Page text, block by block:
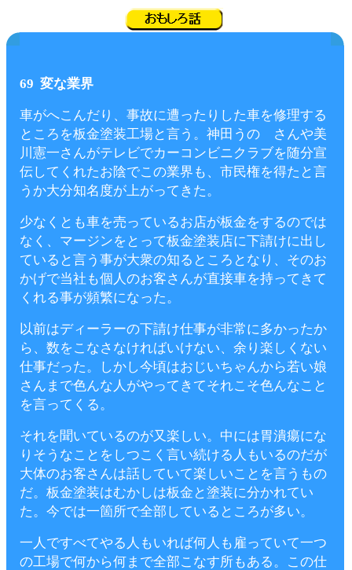
69 変な業界
車がへこんだり、事故に遭ったりした車を修理する
ところを板金塗装工場と言う。神田うの さんや美
川憲一さんがテレビでカーコンビニクラブを随分宣
伝してくれたお陰でこの業界も、市民権を得たと言
うか大分知名度が上がってきた。
少なくとも車を売っているお店が板金をするのでは
なく、マージンをとって板金塗装店に下請けに出し
ていると言う事が大衆の知るところとなり、そのお
かげで当社も個人のお客さんが直接車を持ってきて
くれる事が頻繁になった。
以前はディーラーの下請け仕事が非常に多かったか
ら、数をこなさなければいけない、余り楽しくない
仕事だった。しかし今頃はおじいちゃんから若い娘
さんまで色んな人がやってきてそれこそ色んなこと
を言ってくる。
それを聞いているのが又楽しい。中には胃潰瘍にな
りそうなことをしつこく言い続ける人もいるのだが
大体のお客さんは話していて楽しいことを言うもの
だ。板金塗装はむかしは板金と塗装に分かれてい
た。今では一箇所で全部しているところが多い。
一人ですべてやる人もいれば何人も雇っていて一つ
の工場で何から何まで全部こなす所もある。この仕